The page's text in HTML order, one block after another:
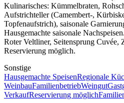
Kulinarisches: Kümmelbraten,
Aufstrichteller (Camembert-,
Topfenaufstrich), saisonale
Hausgemachte saisonale
Roter Veltliner, Seitensprung
Reservierung möglich.
Sonstige
Hausgemachte SpeisenRegionale
WeinbauFamilienbetriebWeingut
VerkaufReservierung möglich